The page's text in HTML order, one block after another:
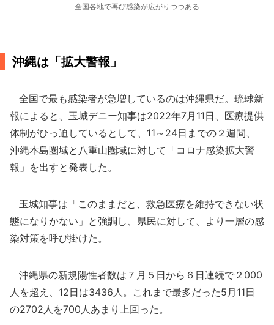
全国各地で再び感染が広がりつつある
沖縄は「拡大警報」
全国で最も感染者が急増しているのは沖縄県だ。琉球新
報によると、玉城デニー知事は2022年7月11日、医療提供
体制がひっ迫しているとして、11～24日までの２週間、
沖縄本島圏域と八重山圏域に対して「コロナ感染拡大警
報」を出すと発表した。
玉城知事は「このままだと、救急医療を維持できない状
態になりかない」と強調し、県民に対して、より一層の感
染対策を呼び掛けた。
沖縄県の新規陽性者数は７月５日から６日連続で２000
人を超え、12日は3436人。これまで最多だった5月11日
の2702人を700人あまり上回った。